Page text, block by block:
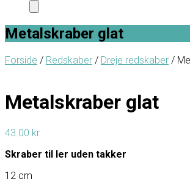
Metalskraber glat
Forside / Redskaber / Dreje redskaber /
Metalskraber glat
43.00 kr.
Skraber til ler uden takker
12 cm